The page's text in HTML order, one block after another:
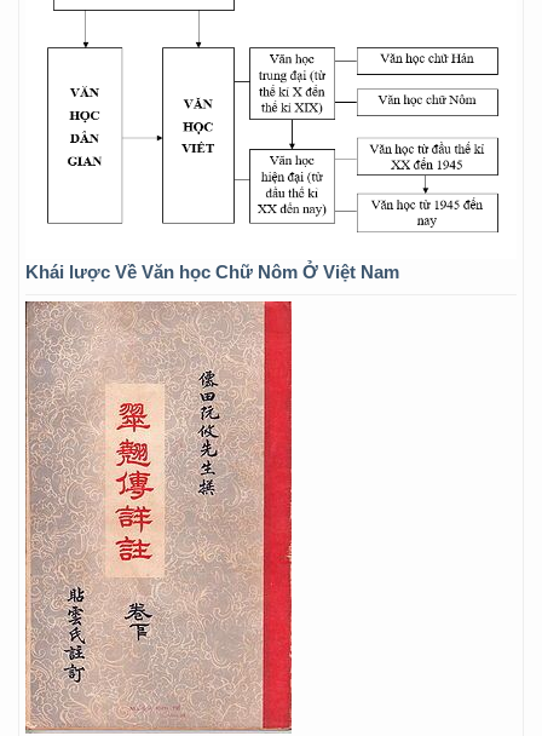
Khái lược Về Văn học Chữ Nôm Ở Việt Nam